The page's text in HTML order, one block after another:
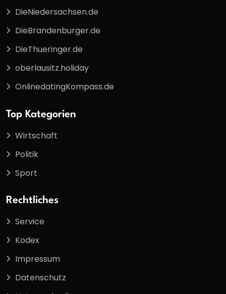
DieNiedersachsen.de
DieBrandenburger.de
DieThueringer.de
oberlausitz.holiday
OnlinedatingKompass.de
Top Kategorien
Wirtschaft
Politik
Sport
Rechtliches
Service
Kodex
Impressum
Datenschutz